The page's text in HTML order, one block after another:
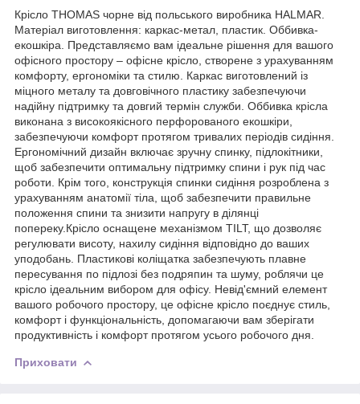
Крісло THOMAS чорне від польського виробника HALMAR.
Матеріал виготовлення: каркас-метал, пластик. Оббивка-
екошкіра. Представляємо вам ідеальне рішення для вашого
офісного простору – офісне крісло, створене з урахуванням
комфорту, ергономіки та стилю. Каркас виготовлений із
міцного металу та довговічного пластику забезпечуючи
надійну підтримку та довгий термін служби. Оббивка крісла
виконана з високоякісного перфорованого екошкіри,
забезпечуючи комфорт протягом тривалих періодів сидіння.
Ергономічний дизайн включає зручну спинку, підлокітники,
щоб забезпечити оптимальну підтримку спини і рук під час
роботи. Крім того, конструкція спинки сидіння розроблена з
урахуванням анатомії тіла, щоб забезпечити правильне
положення спини та знизити напругу в ділянці
попереку.Крісло оснащене механізмом TILT, що дозволяє
регулювати висоту, нахилу сидіння відповідно до ваших
уподобань. Пластикові коліщатка забезпечують плавне
пересування по підлозі без подряпин та шуму, роблячи це
крісло ідеальним вибором для офісу. Невід'ємний елемент
вашого робочого простору, це офісне крісло поєднує стиль,
комфорт і функціональність, допомагаючи вам зберігати
продуктивність і комфорт протягом усього робочого дня.
Приховати